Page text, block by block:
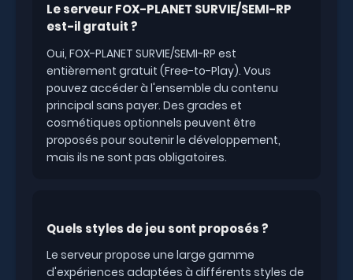
Le serveur FOX-PLANET SURVIE/SEMI-RP
est-il gratuit ?
Oui, FOX-PLANET SURVIE/SEMI-RP est
entièrement gratuit (Free-to-Play). Vous
pouvez accéder à l'ensemble du contenu
principal sans payer. Des grades et
cosmétiques optionnels peuvent être
proposés pour soutenir le développement,
mais ils ne sont pas obligatoires.
Quels styles de jeu sont proposés ?
Le serveur propose une large gamme
d'expériences adaptées à différents styles de